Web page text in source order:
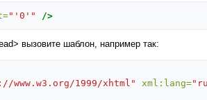
"'0'" />
вызовите шаблон, например так:
www.w3.org/1999/xhtml" xml:lang=